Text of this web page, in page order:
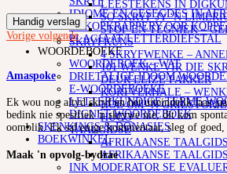
IDIOME EN GESEGDES IN
‘N KOPKRAPPERY OOR
PLAGIAAT/LETTERDIEFSTAL
WOORDEBOEKE
WOORDEBOEK – WAT
DRIETALIGE IDOOM
E-WOORDEBOEKE
LETTERKUNDIGE TERME
DIGNET WOORDEBOEK
SKENKINGS & DONASIES
BOEKWINKEL
LEESTEKENS IN
SO SKRYF JY ‘N
STOF EN TEGNIEK –
SKRYFKUNS
4 SKRYFWENKE –
101 WENKE VIR DIE
DEUR ELIZE PARKER
KORTVERHALE –
HOE OM ‘N
HUGO
TAALGIDSE
AFRIKAANSE TAALGIDS
AFRIKAANSE TAALGIDS
INK MODERATOR SE
Handig verslag
Vorige volgende
Amaspoke
Ek wou nog altyd skryf en het uiteindelik laas
bedink nie spesifiek 'n skrywe nie, dit kom
oomblik. Ek sal enige kommentaar, sleg of goed,
Maak 'n opvolg-bydrae